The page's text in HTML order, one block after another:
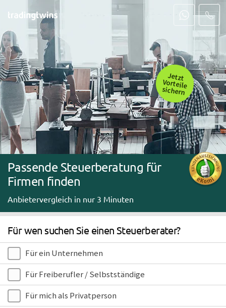
Jetzt
Vorteile
sichern
Passende Steuerberatung für
Firmen finden
Anbietervergleich in nur 3 Minuten
Für wen suchen Sie einen Steuerberater?
Für ein Unternehmen
Für Freiberufler / Selbstständige
Für mich als Privatperson